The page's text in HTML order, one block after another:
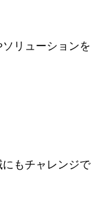
リューションを
にもチャレンジで